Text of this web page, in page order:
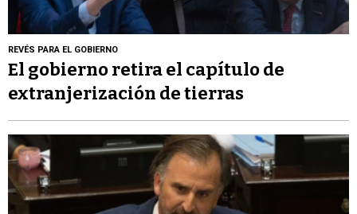
REVÉS PARA EL GOBIERNO
El gobierno retira el capítulo de
extranjerización de tierras